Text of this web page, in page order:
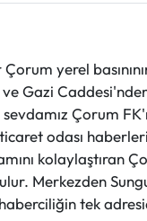
yerel
ve Gazi
sevdamız Çorum
odası
kolaylaştıran
Merkezden
tek